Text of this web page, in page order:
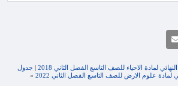
لمادة الاحياء للصف التاسع الفصل الثاني 2018 | جدول
لمادة علوم الارض للصف التاسع الفصل الثاني 2022
»